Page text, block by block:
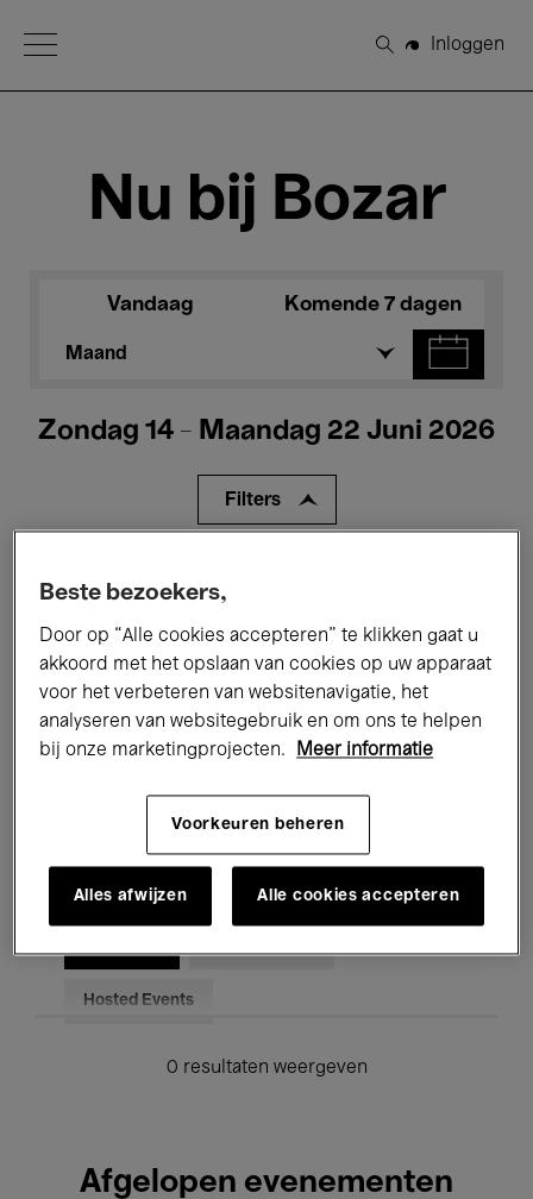
Open Menu
Zoeken
Inloggen
Nu bij Bozar
Vandaag Komende 7 dagen
Maand
Zondag 14 - Maandag 22 Juni 2026
Filters
Tentoonstellingen Films
Performances Lezingen & Debatten
Jazz Klassieke Muziek Global Music
Elektronische Muziek
Voor iedereen Kids’ Palace
Hosted Events
0 resultaten weergeven
Afgelopen evenementen
Beste bezoekers,
Door op “Alle cookies accepteren” te klikken gaat u
akkoord met het opslaan van cookies op uw apparaat
voor het verbeteren van websitenavigatie, het
analyseren van websitegebruik en om ons te helpen
bij onze marketingprojecten.
Meer informatie
Voorkeuren beheren
Alles afwijzen Alle cookies accepteren